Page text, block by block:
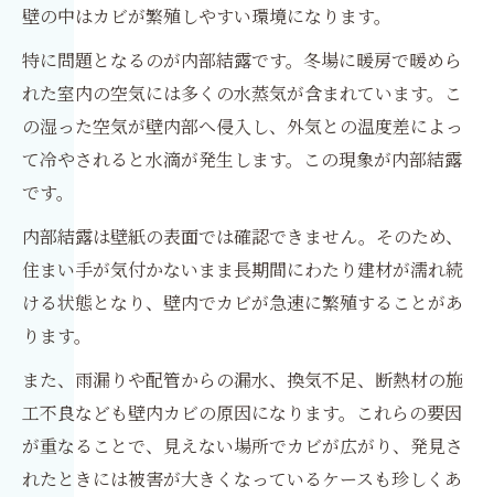
壁の中はカビが繁殖しやすい環境になります。
特に問題となるのが内部結露です。冬場に暖房で暖めら
れた室内の空気には多くの水蒸気が含まれています。こ
の湿った空気が壁内部へ侵入し、外気との温度差によっ
て冷やされると水滴が発生します。この現象が内部結露
です。
内部結露は壁紙の表面では確認できません。そのため、
住まい手が気付かないまま長期間にわたり建材が濡れ続
ける状態となり、壁内でカビが急速に繁殖することがあ
ります。
また、雨漏りや配管からの漏水、換気不足、断熱材の施
工不良なども壁内カビの原因になります。これらの要因
が重なることで、見えない場所でカビが広がり、発見さ
れたときには被害が大きくなっているケースも珍しくあ